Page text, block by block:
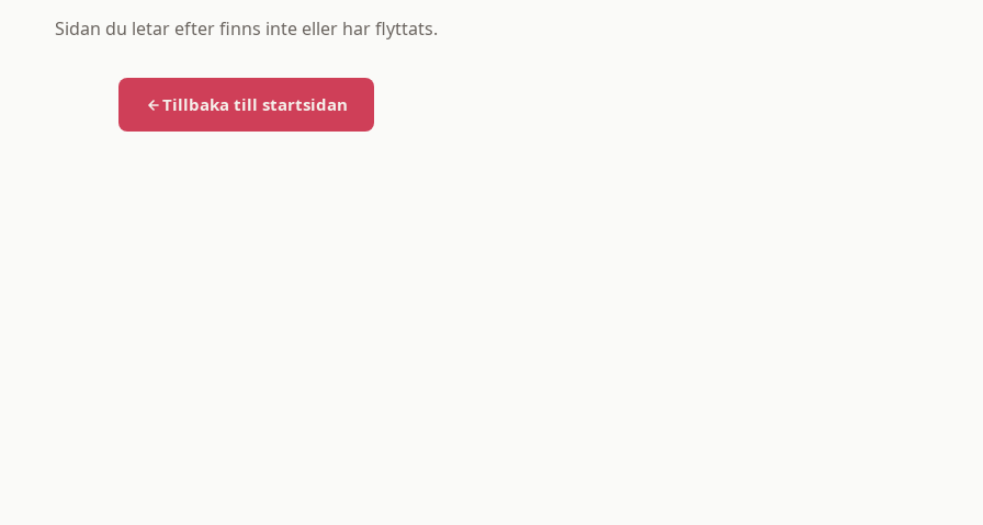
Sidan du letar efter finns inte eller har flyttats.
Tillbaka till startsidan